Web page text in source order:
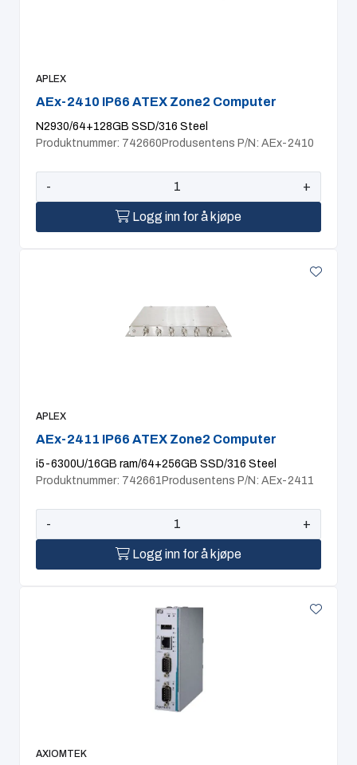
APLEX
AEx-2410 IP66 ATEX Zone2 Computer
N2930/64+128GB SSD/316 Steel
Produktnummer: 742660Produsentens P/N: AEx-2410
- +
Logg inn for å kjøpe
APLEX
AEx-2411 IP66 ATEX Zone2 Computer
i5-6300U/16GB ram/64+256GB SSD/316 Steel
Produktnummer: 742661 Produsentens P/N: AEx-2411
- +
Logg inn for å kjøpe
AXIOMTEK
Kurs og eventer
Infosenter